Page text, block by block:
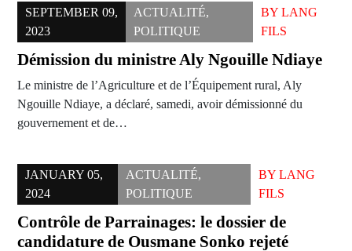
SEPTEMBER 09,
2023
ACTUALITÉ,
POLITIQUE
BYLANG
FILS
Démission du ministre Aly Ngouille Ndiaye
Le ministre de l’Agriculture et de l’Équipement rural, Aly
Ngouille Ndiaye, a déclaré, samedi, avoir démissionné du
gouvernement et de…
JANUARY 05,
2024
ACTUALITÉ,
POLITIQUE
BY LANG
FILS
Contrôle de Parrainages: le dossier de
candidature de Ousmane Sonko rejeté